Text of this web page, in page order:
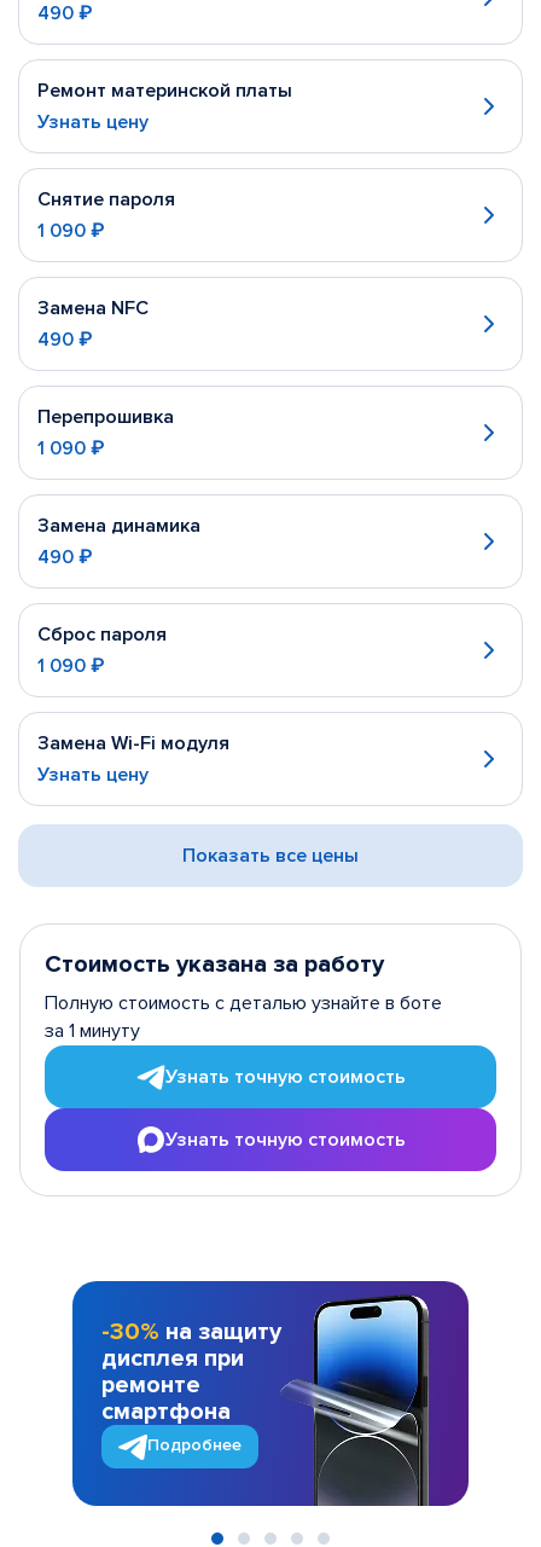
490 ₽
Ремонт материнской платы
Узнать цену
Снятие пароля
1 090 ₽
Замена NFC
490 ₽
Перепрошивка
1 090 ₽
Замена динамика
490 ₽
Сброс пароля
1 090 ₽
Замена Wi-Fi модуля
Узнать цену
Показать все цены
Стоимость указана за работу
Полную стоимость с деталью узнайте в боте
за 1 минуту
Узнать точную стоимость
Узнать точную стоимость
-30% на защиту
дисплея при
ремонте
смартфона
Подробнее